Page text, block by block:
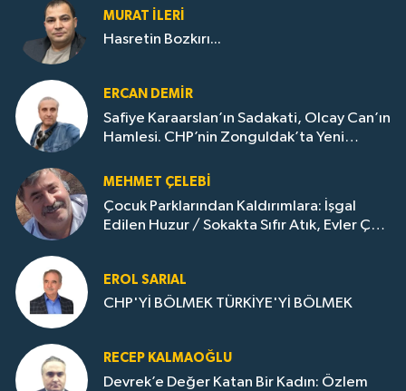
MURAT İLERI
Hasretin Bozkırı...
ERCAN DEMIR
Safiye Karaarslan’ın Sadakati, Olcay Can’ın
Hamlesi. CHP’nin Zonguldak’ta Yeni
MEHMET ÇELEBI
Çocuk Parklarından Kaldırımlara: İşgal
Edilen Huzur / Sokakta Sıfır Atık, Evler Çöp
EROL SARIAL
CHP'Yİ BÖLMEK TÜRKİYE'Yİ BÖLMEK
RECEP KALMAOĞLU
Devrek’e Değer Katan Bir Kadın: Özlem